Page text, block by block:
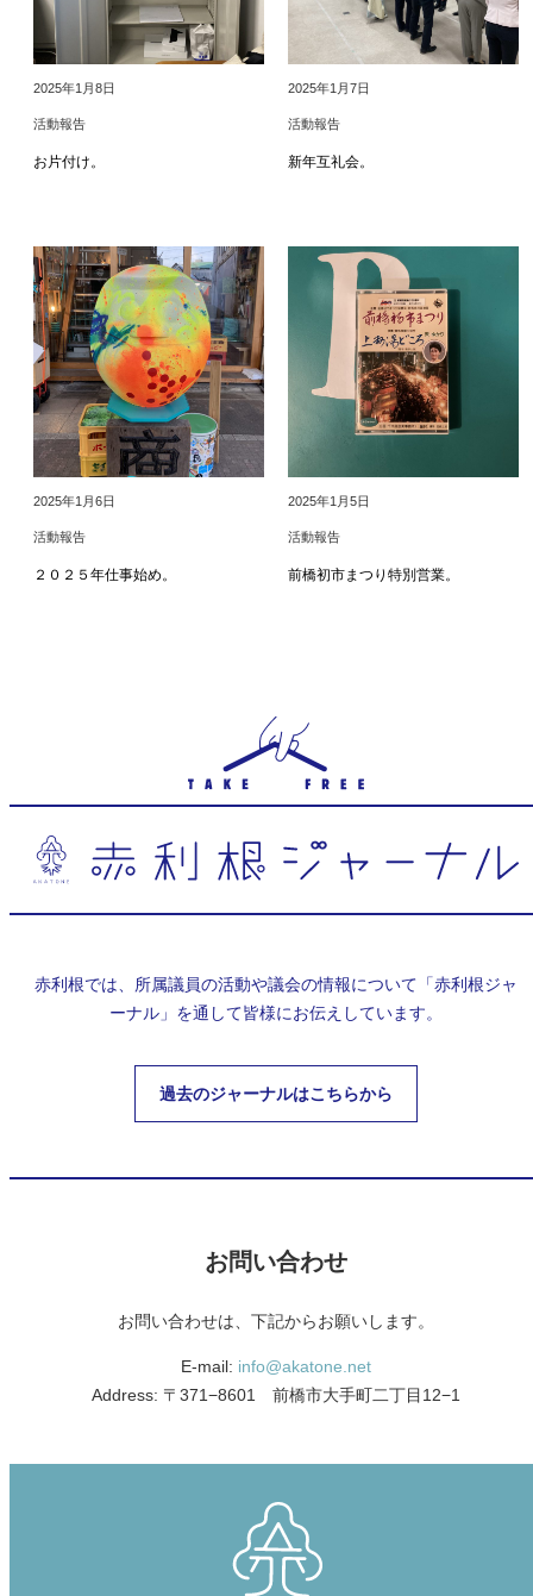
2025年1月8日
活動報告
お片付け。
2025年1月7日
活動報告
新年互礼会。
2025年1月6日
活動報告
２０２５年仕事始め。
2025年1月5日
活動報告
前橋初市まつり特別営業。
赤利根では、所属議員の活動や議会の情報について「赤利根ジャ
ーナル」を通して皆様にお伝えしています。
過去のジャーナルはこちらから
お問い合わせ
お問い合わせは、下記からお願いします。
E-mail: info@akatone.net
Address: 〒371−8601 前橋市大手町二丁目12−1